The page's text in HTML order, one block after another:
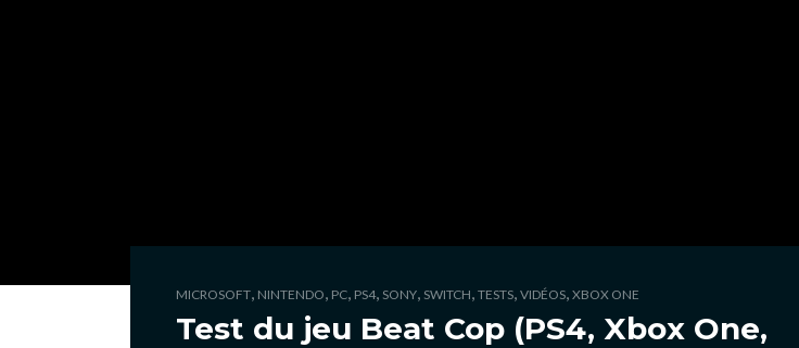
MICROSOFT, NINTENDO, PC, PS4, SONY, SWITCH, TESTS, VIDÉOS, XBOX ONE
Test du jeu Beat Cop (PS4, Xbox One,